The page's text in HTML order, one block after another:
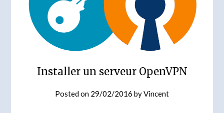
Installer un serveur OpenVPN
Posted on 29/02/2016 byVincent